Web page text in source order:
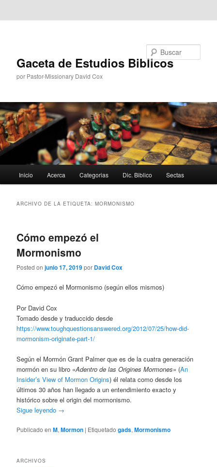
Gaceta de Estudios Biblicos
por Pastor-Missionary David Cox
principal
Inicio Acerca Categorias Dic. Biblico Sectas
ARCHIVO DE LA ETIQUETA:MORMONISMO
Cómo empezó el
Mormonismo
Posted onjunio 17, 2019por David Cox
Cómo empezó el Mormonismo (según ellos mismos)
Por David Cox
Tomado desde y traduccido desde
https://www.toughquestionsanswered.org/2012/07/25/how-did-
mormonism-originate-part-1/
Según el Mormón Grant Palmer que es de la cuatra generación
mormón en su libro «Adentro de las Origines Mormones» (An
Insider’s View of Mormon Origins) él relata como desde los
últimos 30 años han llegado a un entendimiento exacto y
histórico sobre el origin del mormonismo.
Sigue leyendo →
Publicado en M,Mormon | Etiquetado gads,Mormonismo
ARCHIVOS